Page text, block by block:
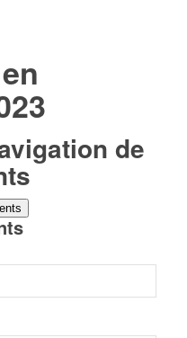
de